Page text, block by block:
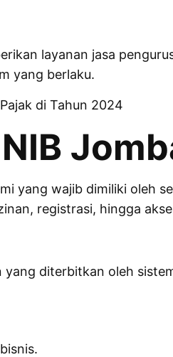
layanan jasa
yang berlaku.
di Tahun 2024
yang wajib dimiliki oleh
registrasi, hingga
diterbitkan oleh